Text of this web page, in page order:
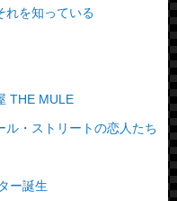
れを知っている
THE MULE
ル・ストリートの恋人たち
ー誕生